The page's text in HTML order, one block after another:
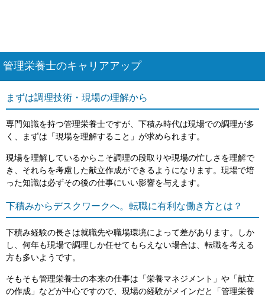
管理栄養士のキャリアアップ
まずは調理技術・現場の理解から
専門知識を持つ管理栄養士ですが、下積み時代は現場での調理が多
く、まずは「現場を理解すること」が求められます。
現場を理解しているからこそ調理の段取りや現場の忙しさを理解で
き、それらを考慮した献立作成ができるようになります。現場で培
った知識は必ずその後の仕事にいい影響を与えます。
下積みからデスクワークへ。転職に有利な働き方とは？
下積み経験の長さは就職先や職場環境によって差があります。しか
し、何年も現場で調理しか任せてもらえない場合は、転職を考える
方も多いようです。
そもそも管理栄養士の本来の仕事は「栄養マネジメント」や「献立
の作成」などが中心ですので、現場の経験がメインだと「管理栄養